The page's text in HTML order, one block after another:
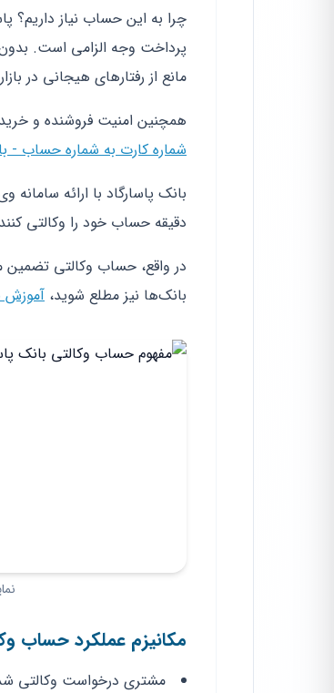
چرا به این حساب نیاز داریم؟
پرداخت وجه الزامی است.
مانع از رفتارهای هیجانی در
همچنین امنیت فروشنده و
شماره کارت به شماره حساب -
دقیقه حساب خود را وکالتی
در واقع، حساب وکالتی تضمین
بانک‌ها نیز مطلع شوید، آموزش
مکانیزم عملکرد حساب
مشتری درخواست وکالتی